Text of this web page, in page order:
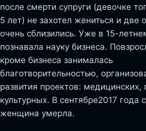
после смерти супруги (девочке
5 лет) не захотел жениться и две
очень сблизились. Уже в 15-
познавала науку бизнеса.
кроме бизнеса занималась
благотворительностью,
развития проектов: медицинских,
культурных. В сентябре2017 года
женщина умерла.